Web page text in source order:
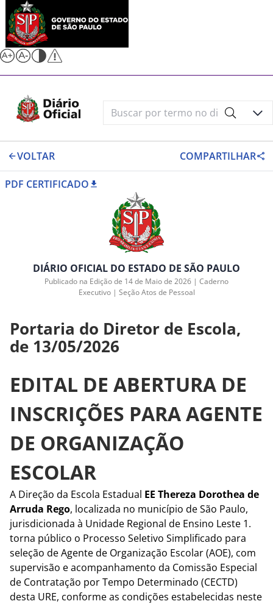
VOLTAR COMPARTILHAR
PDF CERTIFICADO
DIÁRIO OFICIAL DO ESTADO DE SÃO PAULO
Publicado na Edição de 14 de Maio de 2026 | Caderno
Executivo | Seção Atos de Pessoal
Portaria do Diretor de Escola,
de 13/05/2026
EDITAL DE ABERTURA DE
INSCRIÇÕES PARA AGENTE
DE ORGANIZAÇÃO
ESCOLAR
A Direção da Escola Estadual EE Thereza Dorothea de
Arruda Rego, localizada no município de São Paulo,
jurisdicionada à Unidade Regional de Ensino Leste 1.
torna público o Processo Seletivo Simplificado para
seleção de Agente de Organização Escolar (AOE), com
supervisão e acompanhamento da Comissão Especial
de Contratação por Tempo Determinado (CECTD)
desta URE, conforme as condições estabelecidas neste